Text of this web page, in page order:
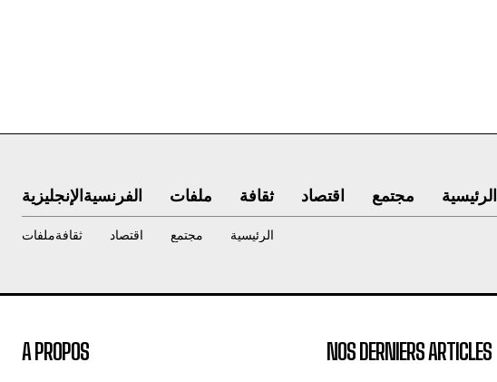
الرئيسية مجتمع اقتصاد ثقافة ملفات الفرنسيةالإنجليزية
الرئيسية مجتمع اقتصاد ثقافةملفات
A PROPOS NOS DERNIERS ARTICLES